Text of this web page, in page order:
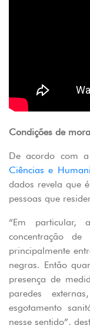
Condições de
De acordo com
Ciências e
dados revela que
pessoas que
“Em particular,
concentração de
principalmente
negras. Então
presença de
paredes
esgotamento
nesse sentido”,